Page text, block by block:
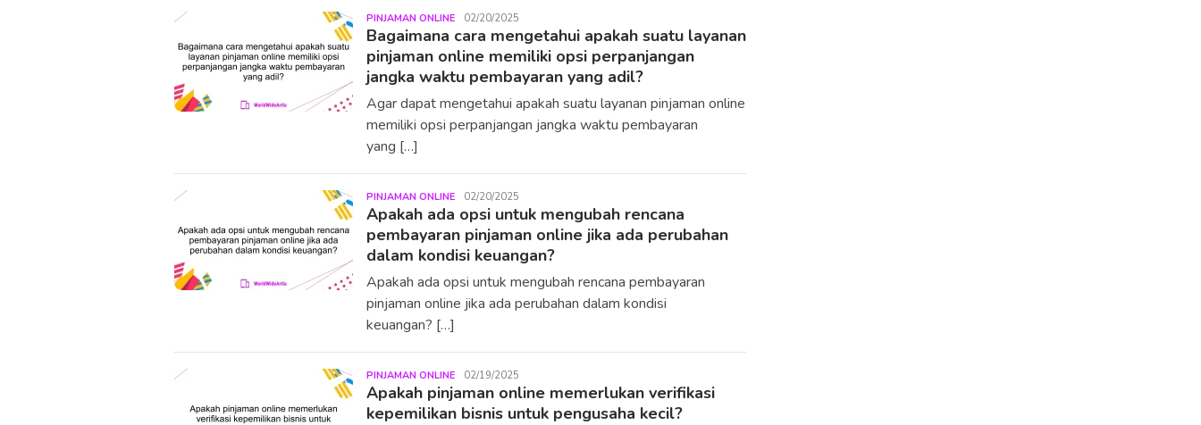
PINJAMAN ONLINE LiuYunlong
02/20/2025
Bagaimana cara mengetahui apakah suatu layanan
pinjaman online memiliki opsi perpanjangan
jangka waktu pembayaran yang adil?
Agar dapat mengetahui apakah suatu layanan pinjaman online
memiliki opsi perpanjangan jangka waktu pembayaran
yang […]
PINJAMAN ONLINE LiuYunlong
02/20/2025
Apakah ada opsi untuk mengubah rencana
pembayaran pinjaman online jika ada perubahan
dalam kondisi keuangan?
Apakah ada opsi untuk mengubah rencana pembayaran
pinjaman online jika ada perubahan dalam kondisi
keuangan? […]
PINJAMAN ONLINE LiuYunlong
02/19/2025
Apakah pinjaman online memerlukan verifikasi
kepemilikan bisnis untuk pengusaha kecil?